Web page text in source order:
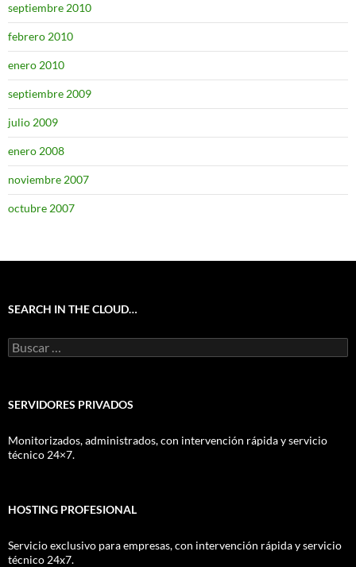
septiembre 2010
febrero 2010
enero 2010
septiembre 2009
julio 2009
enero 2008
noviembre 2007
octubre 2007
SEARCH IN THE CLOUD…
Buscar:
SERVIDORES PRIVADOS
Monitorizados, administrados, con intervención rápida y servicio
técnico 24×7.
HOSTING PROFESIONAL
Servicio exclusivo para empresas, con intervención rápida y servicio
técnico 24x7.